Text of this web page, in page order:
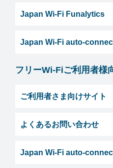
Japan Wi-Fi Funalytics
Japan Wi-Fi auto-
フリーWi-Fiご利用者様
ご利用者さま向けサイト
よくあるお問い合わせ
Japan Wi-Fi auto-